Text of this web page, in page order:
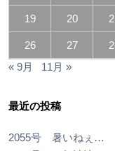
19 20
26 27
« 9月
11月 »
最近の投稿
2055号 暑いねぇ…